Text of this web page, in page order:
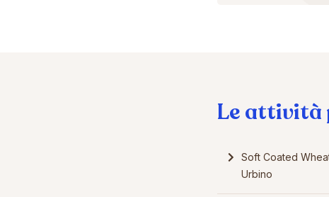
Le attività
Soft Coated
Urbino